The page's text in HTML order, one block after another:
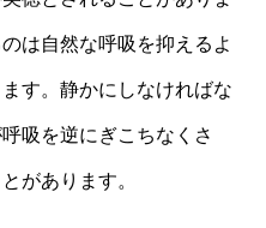
は自然な呼吸を抑えるよ
す。静かにしなければな
吸を逆にぎこちなくさ
があります。